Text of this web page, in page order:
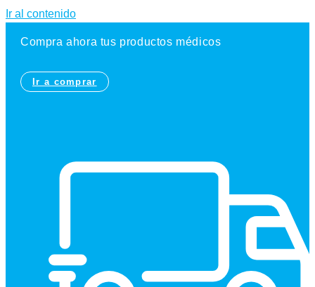
Ir al contenido
Compra ahora tus productos médicos
Ir a comprar